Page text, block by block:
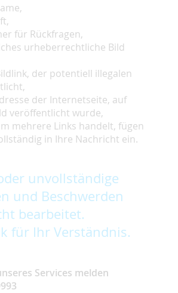
für Rückfragen,
urheberrechtliche Bild
der potentiell illegalen
der Internetseite, auf
veröffentlicht wurde,
mehrere Links handelt, fügen
in Ihre Nachricht ein.
unvollständige
und Beschwerden
bearbeitet.
für Ihr Verständnis.
Services melden